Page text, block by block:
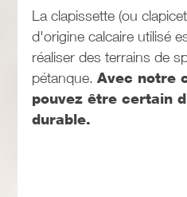
La clapissette (ou
d'origine calcaire utilisé
réaliser des terrains de
pétanque. Avec notre
pouvez être certain
durable.